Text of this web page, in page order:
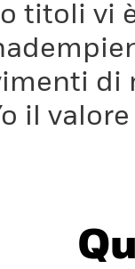
titoli vi
il